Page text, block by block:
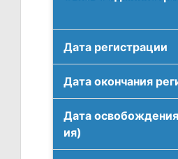
Дата регистрации
Дата окончания
Дата
ия)